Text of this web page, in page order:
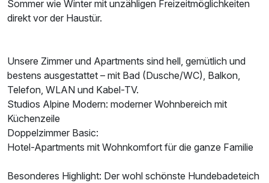
Familienzimmer
2 Erwachsene und 2 Kinder
Sommer wie Winter mit unzähligen Freizeitmöglichkeiten
direkt vor der Haustür.
Unsere Zimmer und Apartments sind hell, gemütlich und
bestens ausgestattet – mit Bad (Dusche/WC), Balkon,
Telefon, WLAN und Kabel-TV.
Studios Alpine Modern: moderner Wohnbereich mit
Küchenzeile
Doppelzimmer Basic:
Hotel-Apartments mit Wohnkomfort für die ganze Familie
Besonderes Highlight: Der wohl schönste Hundebadeteich